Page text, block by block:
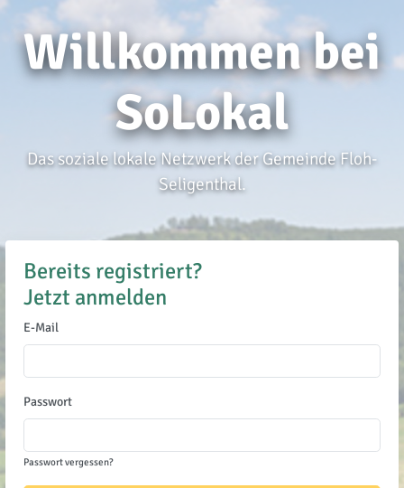
Willkommen bei
SoLokal
Das soziale lokale Netzwerk der Gemeinde Floh-
Seligenthal.
Bereits registriert?
Jetzt anmelden
E-Mail
Passwort
Passwort vergessen?